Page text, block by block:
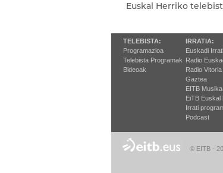
Euskal Herriko
TELEBISTA:
Programazioa
Telebista Programak
Bideoak
IRRATIA:
Euskadi
Radio
Radio Vitoria
Gaztea
EITB Musika
EiTB Euskal
Irrati
Podcast
© EITB -